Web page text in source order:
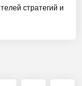
стратегий и